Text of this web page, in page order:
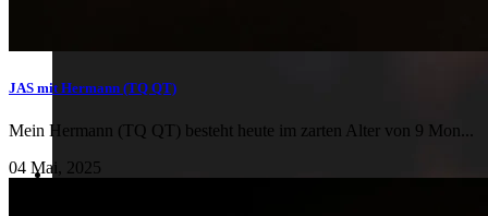
JAS mit Hermann (TQ QT)
Mein Hermann (TQ QT) besteht heute im zarten Alter von 9 Mon...
04 Mai, 2025